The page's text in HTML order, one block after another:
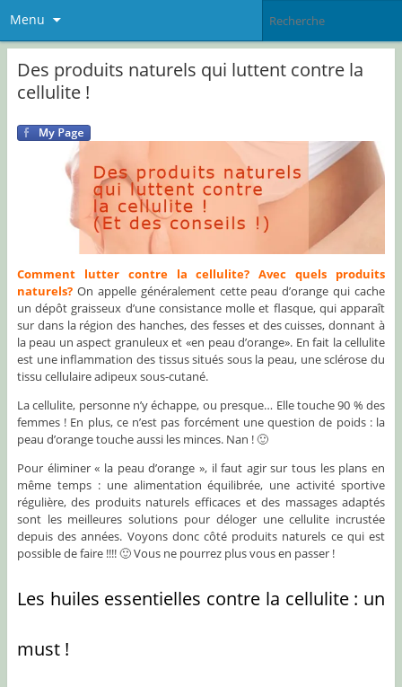
Menu
Des produits naturels qui luttent contre la
cellulite !
Comment lutter contre la cellulite? Avec quels produits
naturels?On appelle généralement cette peau d’orange qui cache
un dépôt graisseux d’une consistance molle et flasque, qui apparaît
sur dans la région des hanches, des fesses et des cuisses, donnant à
la peau un aspect granuleux et «en peau d’orange». En fait la cellulite
est une inflammation des tissus situés sous la peau, une sclérose du
tissu cellulaire adipeux sous-cutané.
La cellulite, personne n’y échappe, ou presque… Elle touche 90 % des
femmes ! En plus, ce n’est pas forcément une question de poids : la
peau d’orange touche aussi les minces. Nan ! 🙂
Pour éliminer « la peau d’orange », il faut agir sur tous les plans en
même temps : une alimentation équilibrée, une activité sportive
régulière, des produits naturels efficaces et des massages adaptés
sont les meilleures solutions pour déloger une cellulite incrustée
depuis des années. Voyons donc côté produits naturels ce qui est
possible de faire !!!! 🙂 Vous ne pourrez plus vous en passer !
Les huiles essentielles contre la cellulite : un
must !